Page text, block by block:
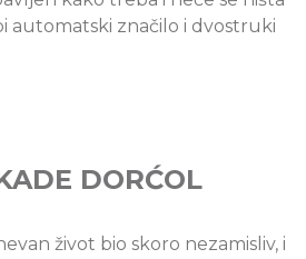
automatski značilo i dvostruki
DORĆOL
život bio skoro nezamisliv, i